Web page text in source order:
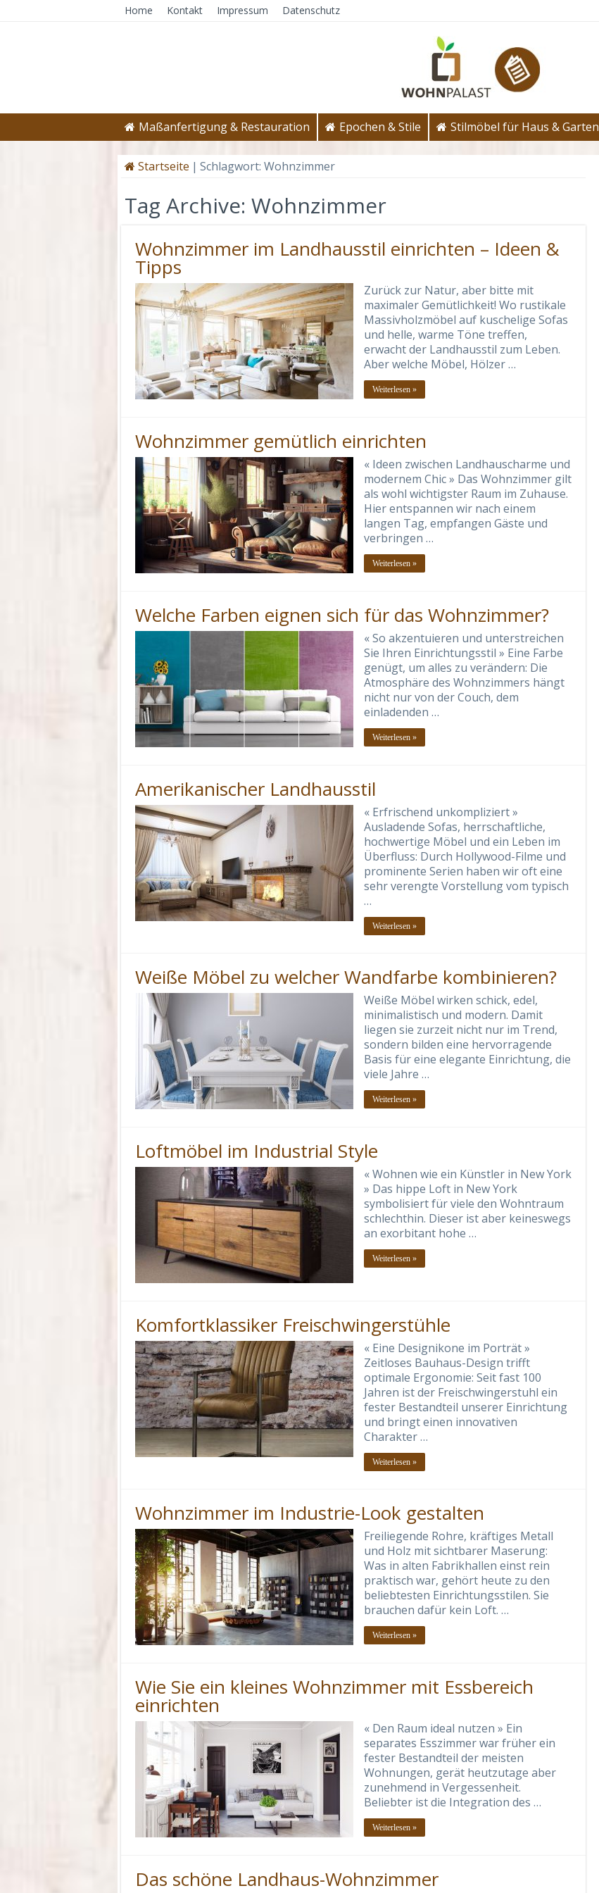
Home Kontakt Impressum Datenschutz
Maßanfertigung & Restauration Epochen & Stile Stilmöbel für Haus & Garten
Startseite | Schlagwort: Wohnzimmer
Tag Archive: Wohnzimmer
Wohnzimmer im Landhausstil einrichten – Ideen &
Tipps
Zurück zur Natur, aber bitte mit
maximaler Gemütlichkeit! Wo rustikale
Massivholzmöbel auf kuschelige Sofas
und helle, warme Töne treffen,
erwacht der Landhausstil zum Leben.
Aber welche Möbel, Hölzer …
Weiterlesen »
Wohnzimmer gemütlich einrichten
« Ideen zwischen Landhauscharme und
modernem Chic » Das Wohnzimmer gilt
als wohl wichtigster Raum im Zuhause.
Hier entspannen wir nach einem
langen Tag, empfangen Gäste und
verbringen …
Weiterlesen »
Welche Farben eignen sich für das Wohnzimmer?
« So akzentuieren und unterstreichen
Sie Ihren Einrichtungsstil » Eine Farbe
genügt, um alles zu verändern: Die
Atmosphäre des Wohnzimmers hängt
nicht nur von der Couch, dem
einladenden …
Weiterlesen »
Amerikanischer Landhausstil
« Erfrischend unkompliziert »
Ausladende Sofas, herrschaftliche,
hochwertige Möbel und ein Leben im
Überfluss: Durch Hollywood-Filme und
prominente Serien haben wir oft eine
sehr verengte Vorstellung vom typisch
…
Weiterlesen »
Weiße Möbel zu welcher Wandfarbe kombinieren?
Weiße Möbel wirken schick, edel,
minimalistisch und modern. Damit
liegen sie zurzeit nicht nur im Trend,
sondern bilden eine hervorragende
Basis für eine elegante Einrichtung, die
viele Jahre …
Weiterlesen »
Loftmöbel im Industrial Style
« Wohnen wie ein Künstler in New York
» Das hippe Loft in New York
symbolisiert für viele den Wohntraum
schlechthin. Dieser ist aber keineswegs
an exorbitant hohe …
Weiterlesen »
Komfortklassiker Freischwingerstühle
« Eine Designikone im Porträt »
Zeitloses Bauhaus-Design trifft
optimale Ergonomie: Seit fast 100
Jahren ist der Freischwingerstuhl ein
fester Bestandteil unserer Einrichtung
und bringt einen innovativen
Charakter …
Weiterlesen »
Wohnzimmer im Industrie-Look gestalten
Freiliegende Rohre, kräftiges Metall
und Holz mit sichtbarer Maserung:
Was in alten Fabrikhallen einst rein
praktisch war, gehört heute zu den
beliebtesten Einrichtungsstilen. Sie
brauchen dafür kein Loft. …
Weiterlesen »
Wie Sie ein kleines Wohnzimmer mit Essbereich
einrichten
« Den Raum ideal nutzen » Ein
separates Esszimmer war früher ein
fester Bestandteil der meisten
Wohnungen, gerät heutzutage aber
zunehmend in Vergessenheit.
Beliebter ist die Integration des …
Weiterlesen »
Das schöne Landhaus-Wohnzimmer